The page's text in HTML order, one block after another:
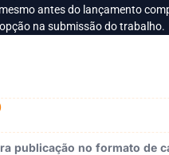
antes do lançamento
na submissão do trabalho.
publicação no formato de